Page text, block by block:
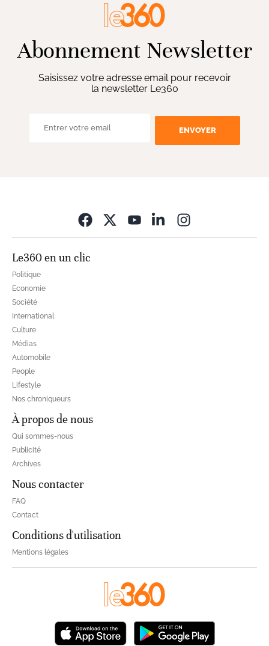
Abonnement Newsletter
Saisissez votre adresse email pour recevoir
la newsletter Le360
ENVOYER
Le360 en un clic
Politique
Economie
Société
International
Culture
Médias
Automobile
People
Lifestyle
Nos chroniqueurs
À propos de nous
Qui sommes-nous
Publicité
Archives
Nous contacter
FAQ
Contact
Conditions d'utilisation
Mentions légales